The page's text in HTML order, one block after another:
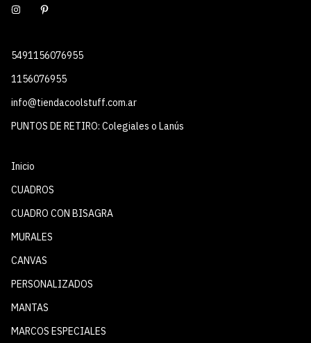
5491156076955
1156076955
info@tiendacoolstuff.com.ar
PUNTOS DE RETIRO: Colegiales o Lanús
Inicio
CUADROS
CUADRO CON BISAGRA
MURALES
CANVAS
PERSONALIZADOS
MANTAS
MARCOS ESPECIALES